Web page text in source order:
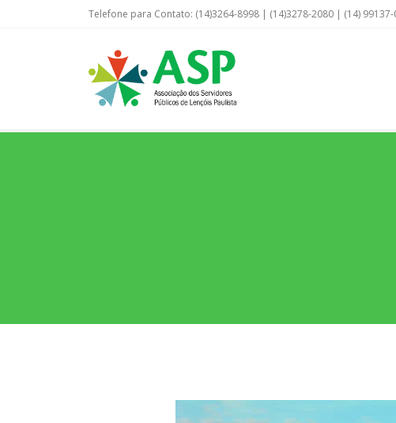
Telefone para Contato: (14)3264-8998 | (14)3278-2080 | (14)